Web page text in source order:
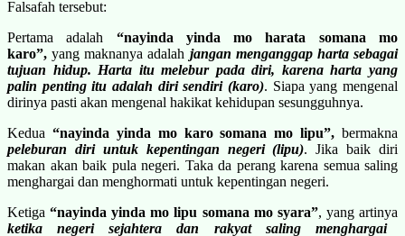
Falsafah tersebut:
Pertama adalah “nayinda yinda mo harata somana mo
karo”,yang maknanya adalah jangan menganggap harta sebagai
tujuan hidup. Harta itu melebur pada diri, karena harta yang
palin penting itu adalah diri sendiri (karo). Siapa yang mengenal
dirinya pasti akan mengenal hakikat kehidupan sesungguhnya.
Kedua “nayinda yinda mo karo somana mo lipu”, bermakna
peleburan diri untuk kepentingan negeri (lipu). Jika baik diri
makan akan baik pula negeri. Taka da perang karena semua saling
menghargai dan menghormati untuk kepentingan negeri.
Ketiga“nayinda yinda mo lipu somana mo syara”, yang artinya
ketika negeri sejahtera dan rakyat saling menghargai